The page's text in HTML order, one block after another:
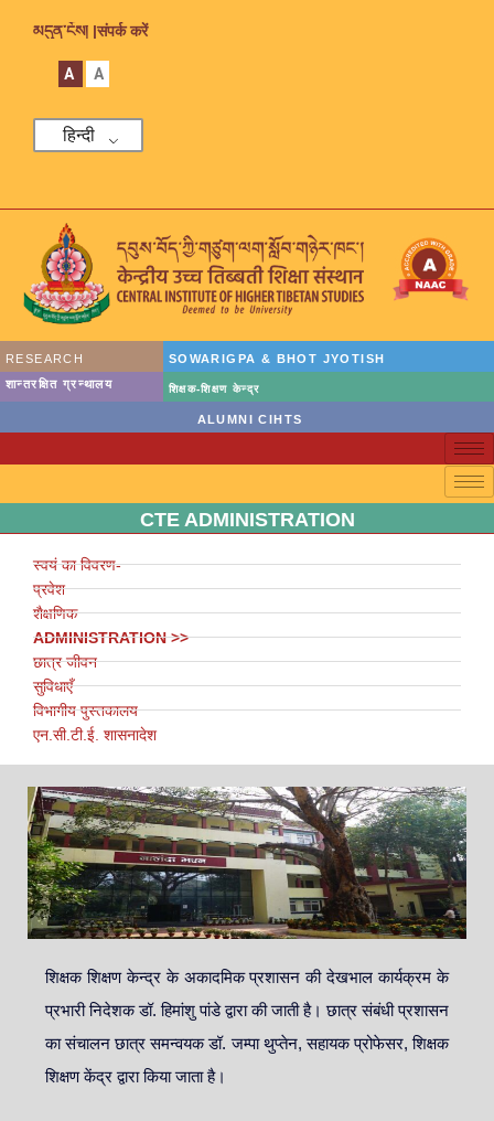
མདུན་ངོས། |संपर्क करें
A A
हिन्दी
RESEARCH
SOWARIGPA & BHOT JYOTISH
शान्तरक्षित ग्रन्थालय
शिक्षक-शिक्षण केन्द्र
ALUMNI CIHTS
CTE ADMINISTRATION
स्वयं का विवरण-
प्रवेश
शैक्षणिक
ADMINISTRATION >>
छात्र जीवन
सुविधाएँ
विभागीय पुस्तकालय
एन.सी.टी.ई. शासनादेश
शिक्षक शिक्षण केन्द्र के अकादमिक प्रशासन की देखभाल कार्यक्रम के
प्रभारी निदेशक डॉ. हिमांशु पांडे द्वारा की जाती है। छात्र संबंधी प्रशासन
का संचालन छात्र समन्वयक डॉ. जम्पा थुप्तेन, सहायक प्रोफेसर, शिक्षक
शिक्षण केंद्र द्वारा किया जाता है।